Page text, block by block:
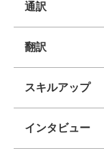
通訳
翻訳
スキルアップ
インタビュー